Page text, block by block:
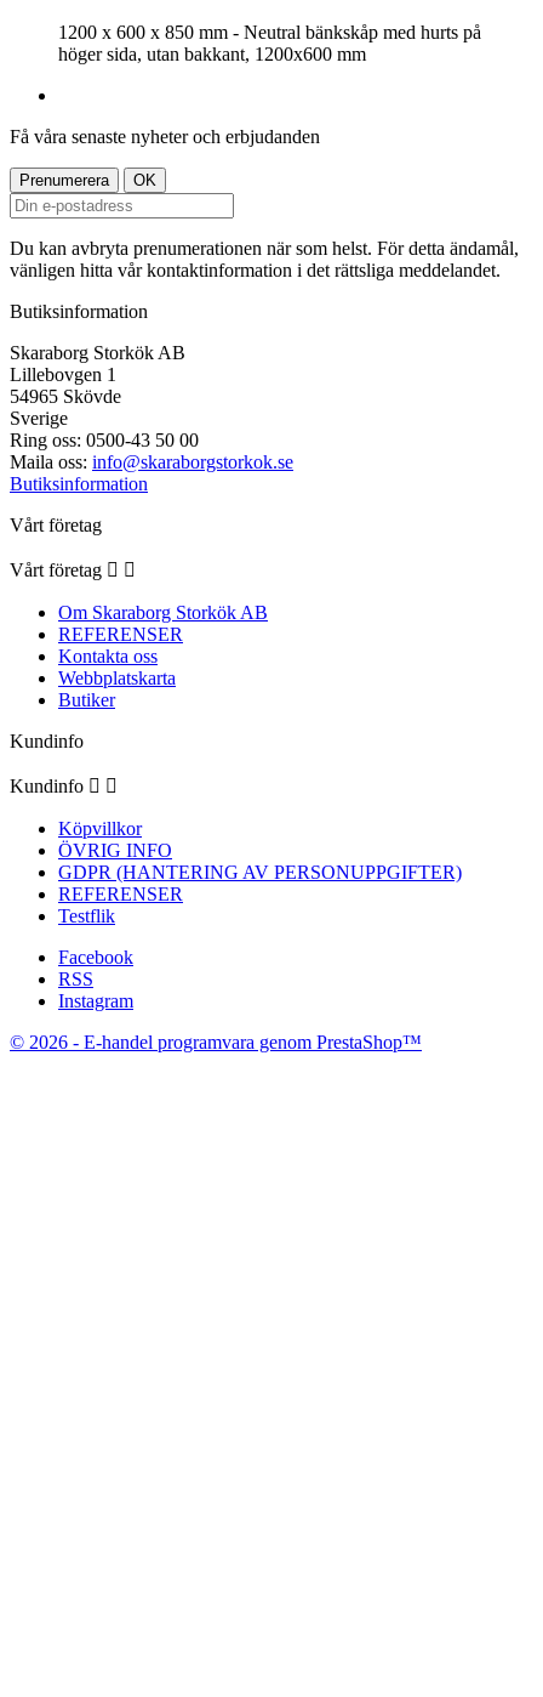
1200 x 600 x 850 mm - Neutral bänkskåp med hurts på
höger sida, utan bakkant, 1200x600 mm
Få våra senaste nyheter och erbjudanden
Du kan avbryta prenumerationen när som helst. För detta ändamål,
vänligen hitta vår kontaktinformation i det rättsliga meddelandet.
Butiksinformation
Skaraborg Storkök AB
Lillebovgen 1
54965 Skövde
Sverige
Ring oss: 0500-43 50 00
Maila oss: info@skaraborgstorkok.se
Butiksinformation
Vårt företag
Vårt företag  
Om Skaraborg Storkök AB
REFERENSER
Kontakta oss
Webbplatskarta
Butiker
Kundinfo
Kundinfo  
Köpvillkor
ÖVRIG INFO
GDPR (HANTERING AV PERSONUPPGIFTER)
REFERENSER
Testflik
Facebook
RSS
Instagram
© 2026 - E-handel programvara genom PrestaShop™